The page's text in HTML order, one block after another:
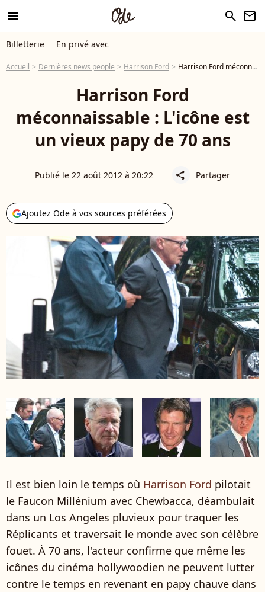
menu search newsletter
Billetterie En privé avec
Accueil Dernières news people Harrison Ford Harrison Ford méconnaissable : L'icône est un vieux papy de 70 ans
Harrison Ford
méconnaissable : L'icône est
un vieux papy de 70 ans
Publié le 22 août 2012 à 20:22 share Partager
Ajoutez Ode à vos sources préférées
Il est bien loin le temps où Harrison Ford pilotait
le Faucon Millénium avec Chewbacca, déambulait
dans un Los Angeles pluvieux pour traquer les
Réplicants et traversait le monde avec son célèbre
fouet. À 70 ans, l'acteur confirme que même les
icônes du cinéma hollywoodien ne peuvent lutter
contre le temps en revenant en papy chauve dans